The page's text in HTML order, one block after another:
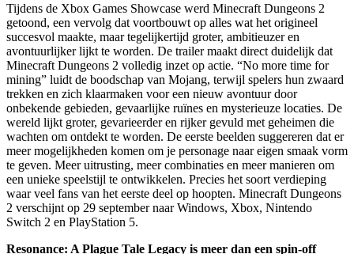
Tijdens de Xbox Games Showcase werd Minecraft Dungeons 2
getoond, een vervolg dat voortbouwt op alles wat het origineel
succesvol maakte, maar tegelijkertijd groter, ambitieuzer en
avontuurlijker lijkt te worden. De trailer maakt direct duidelijk dat
Minecraft Dungeons 2 volledig inzet op actie. “No more time for
mining” luidt de boodschap van Mojang, terwijl spelers hun zwaard
trekken en zich klaarmaken voor een nieuw avontuur door
onbekende gebieden, gevaarlijke ruïnes en mysterieuze locaties. De
wereld lijkt groter, gevarieerder en rijker gevuld met geheimen die
wachten om ontdekt te worden. De eerste beelden suggereren dat er
meer mogelijkheden komen om je personage naar eigen smaak vorm
te geven. Meer uitrusting, meer combinaties en meer manieren om
een unieke speelstijl te ontwikkelen. Precies het soort verdieping
waar veel fans van het eerste deel op hoopten. Minecraft Dungeons
2 verschijnt op 29 september naar Windows, Xbox, Nintendo
Switch 2 en PlayStation 5.
Resonance: A Plague Tale Legacy is meer dan een spin-off